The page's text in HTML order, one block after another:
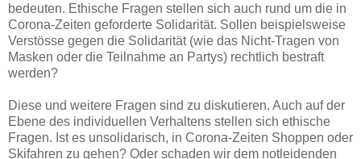
bedeuten. Ethische Fragen stellen sich auch rund um die in
Corona-Zeiten geforderte Solidarität. Sollen beispielsweise
Verstösse gegen die Solidarität (wie das Nicht-Tragen von
Masken oder die Teilnahme an Partys) rechtlich bestraft
werden?
Diese und weitere Fragen sind zu diskutieren. Auch auf der
Ebene des individuellen Verhaltens stellen sich ethische
Fragen. Ist es unsolidarisch, in Corona-Zeiten Shoppen oder
Skifahren zu gehen? Oder schaden wir dem notleidenden